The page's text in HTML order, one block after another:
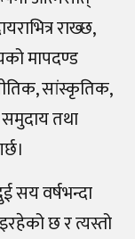
राख्छ,
मापदण्ड
सांस्कृतिक,
समुदाय तथा
सय वर्षभन्दा
छ र त्यस्तो